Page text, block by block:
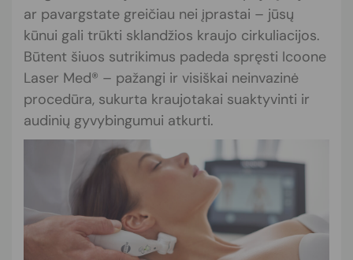
ar pavargstate greičiau nei įprastai – jūsų
kūnui gali trūkti sklandžios kraujo cirkuliacijos.
Būtent šiuos sutrikimus padeda spręsti Icoone
Laser Med® – pažangi ir visiškai neinvazinė
procedūra, sukurta kraujotakai suaktyvinti ir
audinių gyvybingumui atkurti.